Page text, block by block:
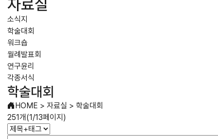
자료실
소식지
학술대회
워크숍
월례발표회
연구윤리
각종서식
학술대회
HOME > 자료실 > 학술대회
251개(1/13페이지)